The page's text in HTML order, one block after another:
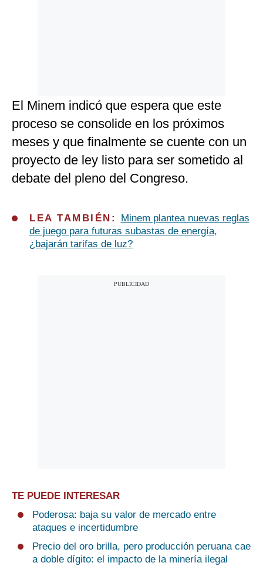
El Minem indicó que espera que este
proceso se consolide en los próximos
meses y que finalmente se cuente con un
proyecto de ley listo para ser sometido al
debate del pleno del Congreso.
LEA TAMBIÉN:
Minem plantea nuevas reglas
de juego para futuras subastas de energía,
¿bajarán tarifas de luz?
TE PUEDE INTERESAR
Poderosa: baja su valor de mercado entre
ataques e incertidumbre
Precio del oro brilla, pero producción peruana cae
a doble dígito: el impacto de la minería ilegal